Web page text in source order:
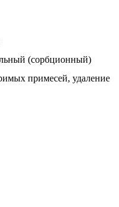
(сорбционный)
примесей, удаление